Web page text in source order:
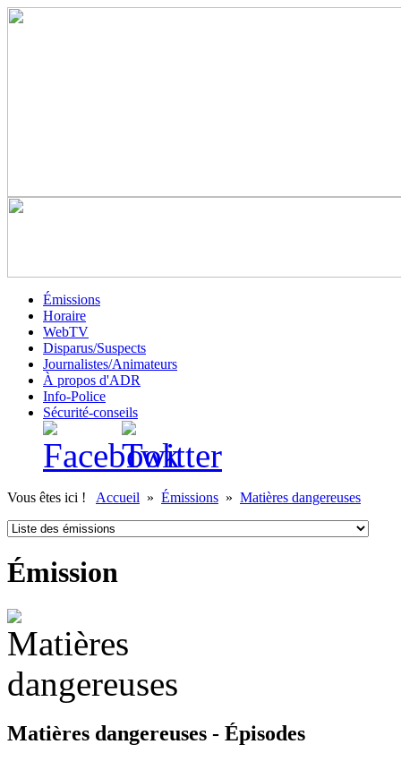
Émissions
Horaire
WebTV
Disparus/Suspects
Journalistes/Animateurs
À propos d'ADR
Info-Police
Sécurité-conseils
Vous êtes ici ! Accueil » Émissions » Matières dangereuses
Émission
Matières dangereuses - Épisodes